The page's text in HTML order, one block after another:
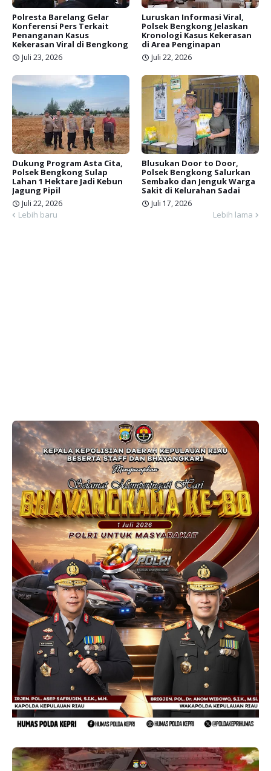
Polresta Barelang Gelar
Konferensi Pers Terkait
Penanganan Kasus
Kekerasan Viral di Bengkong
Juli 23, 2026
Luruskan Informasi Viral,
Polsek Bengkong Jelaskan
Kronologi Kasus Kekerasan
di Area Penginapan
Juli 22, 2026
Dukung Program Asta Cita,
Polsek Bengkong Sulap
Lahan 1 Hektare Jadi Kebun
Jagung Pipil
Juli 22, 2026
Blusukan Door to Door,
Polsek Bengkong Salurkan
Sembako dan Jenguk Warga
Sakit di Kelurahan Sadai
Juli 17, 2026
Lebih baru Lebih lama